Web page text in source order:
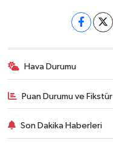
Hava Durumu
Puan Durumu ve Fikstür
Son Dakika Haberleri